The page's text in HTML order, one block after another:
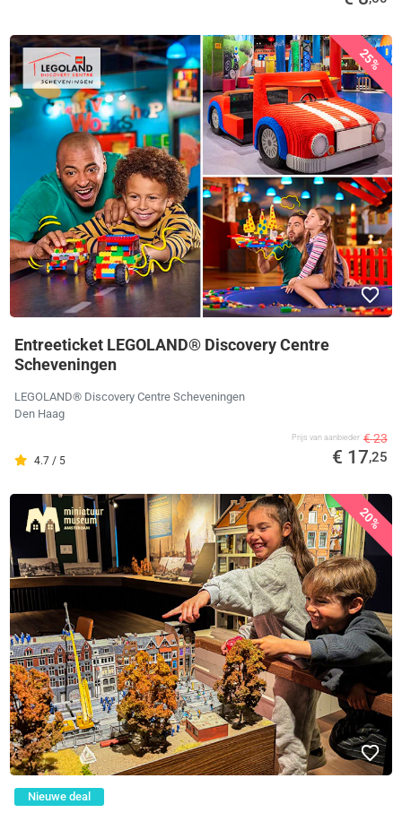
25%
Entreeticket LEGOLAND® Discovery Centre
Scheveningen
LEGOLAND® Discovery Centre Scheveningen
Den Haag
4.7 / 5
Prijs van aanbieder € 23
€ 17,25
20%
Nieuwe deal